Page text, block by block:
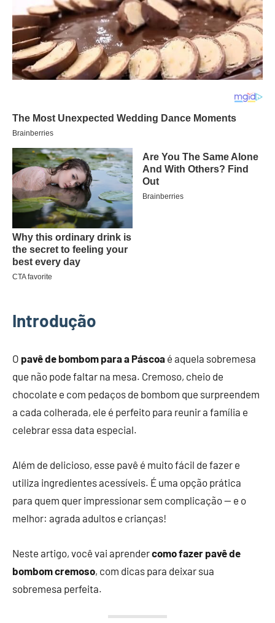
Introdução
O pavê de bombom para a Páscoa é aquela sobremesa
que não pode faltar na mesa. Cremoso, cheio de
chocolate e com pedaços de bombom que surpreendem
a cada colherada, ele é perfeito para reunir a família e
celebrar essa data especial.
Além de delicioso, esse pavê é muito fácil de fazer e
utiliza ingredientes acessíveis. É uma opção prática
para quem quer impressionar sem complicação — e o
melhor: agrada adultos e crianças!
Neste artigo, você vai aprendercomo fazer pavê de
bombom cremoso, com dicas para deixar sua
sobremesa perfeita.